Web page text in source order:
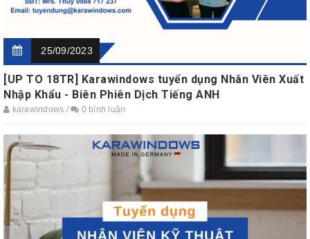
25/09/2023
[UP TO 18TR] Karawindows tuyển dụng Nhân Viên Xuất
Nhập Khẩu - Biên Phiên Dịch Tiếng ANH
karawindows / 0 bình luận